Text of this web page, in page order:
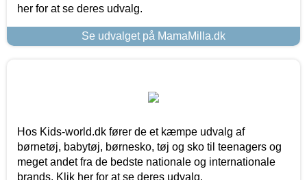
her for at se deres udvalg.
Se udvalget på MamaMilla.dk
Hos Kids-world.dk fører de et kæmpe udvalg af
børnetøj, babytøj, børnesko, tøj og sko til teenagers og
meget andet fra de bedste nationale og internationale
brands. Klik her for at se deres udvalg.